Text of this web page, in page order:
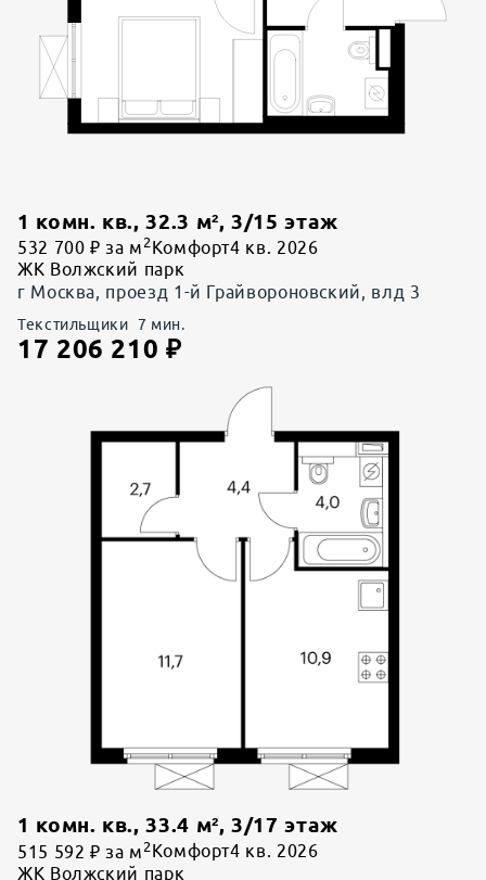
1 комн. кв., 32.3 м²,3/15 этаж
532 700 ₽ за м 2 Комфорт4 кв. 2026
ЖК Волжский парк
г Москва, проезд 1-й Грайвороновский, влд 3
Текстильщики 7 мин.
17 206 210 ₽
1 комн. кв., 33.4 м²,3/17 этаж
515 592 ₽ за м 2 Комфорт4 кв. 2026
ЖК Волжский парк